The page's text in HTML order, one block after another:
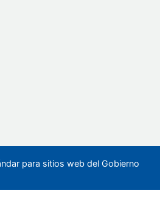
para sitios web del Gobierno